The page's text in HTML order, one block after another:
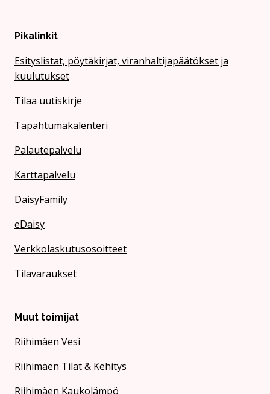
Pikalinkit
Esityslistat, pöytäkirjat, viranhaltijapäätökset ja
kuulutukset
Tilaa uutiskirje
Tapahtumakalenteri
Palautepalvelu
Karttapalvelu
DaisyFamily
eDaisy
Verkkolaskutusosoitteet
Tilavaraukset
Muut toimijat
Riihimäen Vesi
Riihimäen Tilat & Kehitys
Riihimäen Kaukolämpö